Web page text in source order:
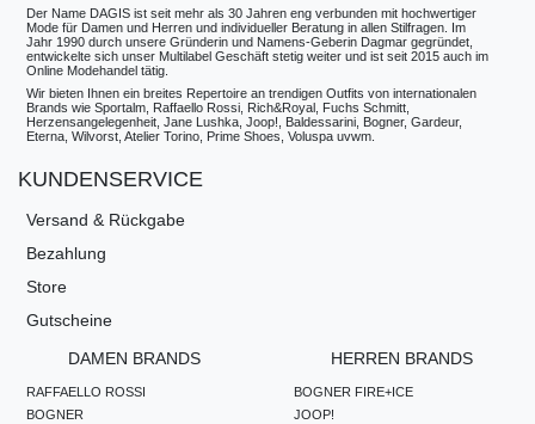
Der Name DAGIS ist seit mehr als 30 Jahren eng verbunden mit hochwertiger
Mode für Damen und Herren und individueller Beratung in allen Stilfragen. Im
Jahr 1990 durch unsere Gründerin und Namens-Geberin Dagmar gegründet,
entwickelte sich unser Multilabel Geschäft stetig weiter und ist seit 2015 auch im
Online Modehandel tätig.
Wir bieten Ihnen ein breites Repertoire an trendigen Outfits von internationalen
Brands wie Sportalm, Raffaello Rossi, Rich&Royal, Fuchs Schmitt,
Herzensangelegenheit, Jane Lushka, Joop!, Baldessarini, Bogner, Gardeur,
Eterna, Wilvorst, Atelier Torino, Prime Shoes, Voluspa uvwm.
KUNDENSERVICE
Versand & Rückgabe
Bezahlung
Store
Gutscheine
DAMEN BRANDS
RAFFAELLO ROSSI
BOGNER
HERREN BRANDS
BOGNER FIRE+ICE
JOOP!